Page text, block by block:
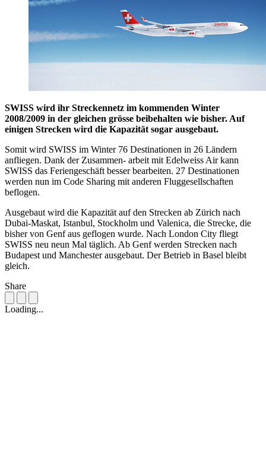
SWISS wird ihr Streckennetz im kommenden Winter
2008/2009 in der gleichen grösse beibehalten wie bisher. Auf
einigen Strecken wird die Kapazität sogar ausgebaut.
Somit wird SWISS im Winter 76 Destinationen in 26 Ländern
anfliegen. Dank der Zusammen- arbeit mit Edelweiss Air kann
SWISS das Feriengeschäft besser bearbeiten. 27 Destinationen
werden nun im Code Sharing mit anderen Fluggesellschaften
beflogen.
Ausgebaut wird die Kapazität auf den Strecken ab Zürich nach
Dubai-Maskat, Istanbul, Stockholm und Valenica, die Strecke, die
bisher von Genf aus geflogen wurde. Nach London City fliegt
SWISS neu neun Mal täglich. Ab Genf werden Strecken nach
Budapest und Manchester ausgebaut. Der Betrieb in Basel bleibt
gleich.
Share
Loading...